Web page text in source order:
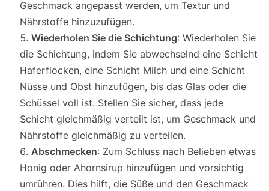
Geschmack angepasst werden, um Textur und
Nährstoffe hinzuzufügen.
Wiederholen Sie die Schichtung: Wiederholen Sie
die Schichtung, indem Sie abwechselnd eine Schicht
Haferflocken, eine Schicht Milch und eine Schicht
Nüsse und Obst hinzufügen, bis das Glas oder die
Schüssel voll ist. Stellen Sie sicher, dass jede
Schicht gleichmäßig verteilt ist, um Geschmack und
Nährstoffe gleichmäßig zu verteilen.
Abschmecken: Zum Schluss nach Belieben etwas
Honig oder Ahornsirup hinzufügen und vorsichtig
umrühren. Dies hilft, die Süße und den Geschmack